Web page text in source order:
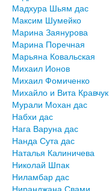
Мадхура Шьям дас
Максим Шумейко
Марина Заянурова
Марина Поречная
Марьяна Ковальская
Михаил Ионов
Михаил Фомиченко
Михайло и Вита Кравчук
Мурали Мохан дас
Набхи дас
Нага Варуна дас
Нанда Сута дас
Наталья Калиничева
Николай Шпак
Ниламбар дас